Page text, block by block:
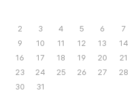
2
3 4 5 6 7
9
10 11 12 13 14
16
17 18 19 20 21
23
24 25 26 27 28
30
31